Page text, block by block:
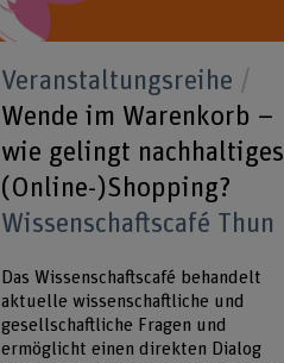
Veranstaltungsreihe
Wende im Warenkorb –
wie gelingt nachhaltiges
(Online-)Shopping?
Wissenschaftscafé Thun
Das Wissenschaftscafé behandelt
aktuelle wissenschaftliche und
gesellschaftliche Fragen und
ermöglicht einen direkten Dialog